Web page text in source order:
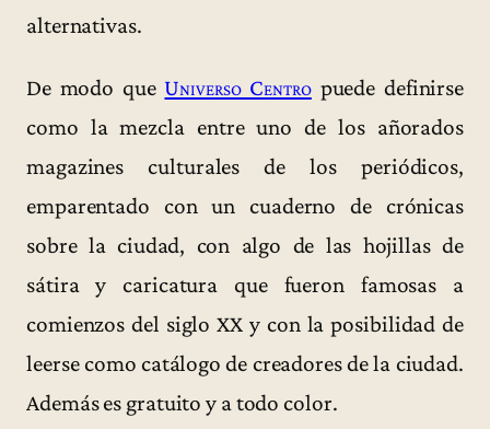
alternativas.
De modo que Universo Centropuede definirse
como la mezcla entre uno de los añorados
magazines culturales de los periódicos,
emparentado con un cuaderno de crónicas
sobre la ciudad, con algo de las hojillas de
sátira y caricatura que fueron famosas a
comienzos del siglo XX y con la posibilidad de
leerse como catálogo de creadores de la ciudad.
Además es gratuito y a todo color.